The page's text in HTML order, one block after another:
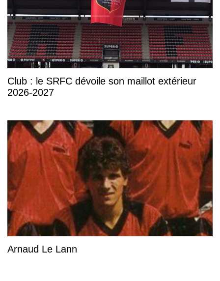
Club : le SRFC dévoile son maillot extérieur
2026-2027
Arnaud Le Lann